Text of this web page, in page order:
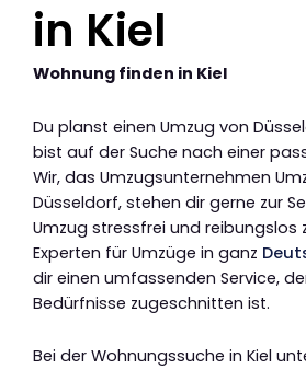
in Kiel
Wohnung finden in Kiel
Du planst einen Umzug von
bist auf der Suche nach einer
Wir, das Umzugsunternehmen
Düsseldorf, stehen dir gerne zur
Umzug stressfrei und reibungslos
Experten für Umzüge in ganz
dir einen umfassenden Service,
Bedürfnisse zugeschnitten ist.
Bei der Wohnungssuche in Kiel